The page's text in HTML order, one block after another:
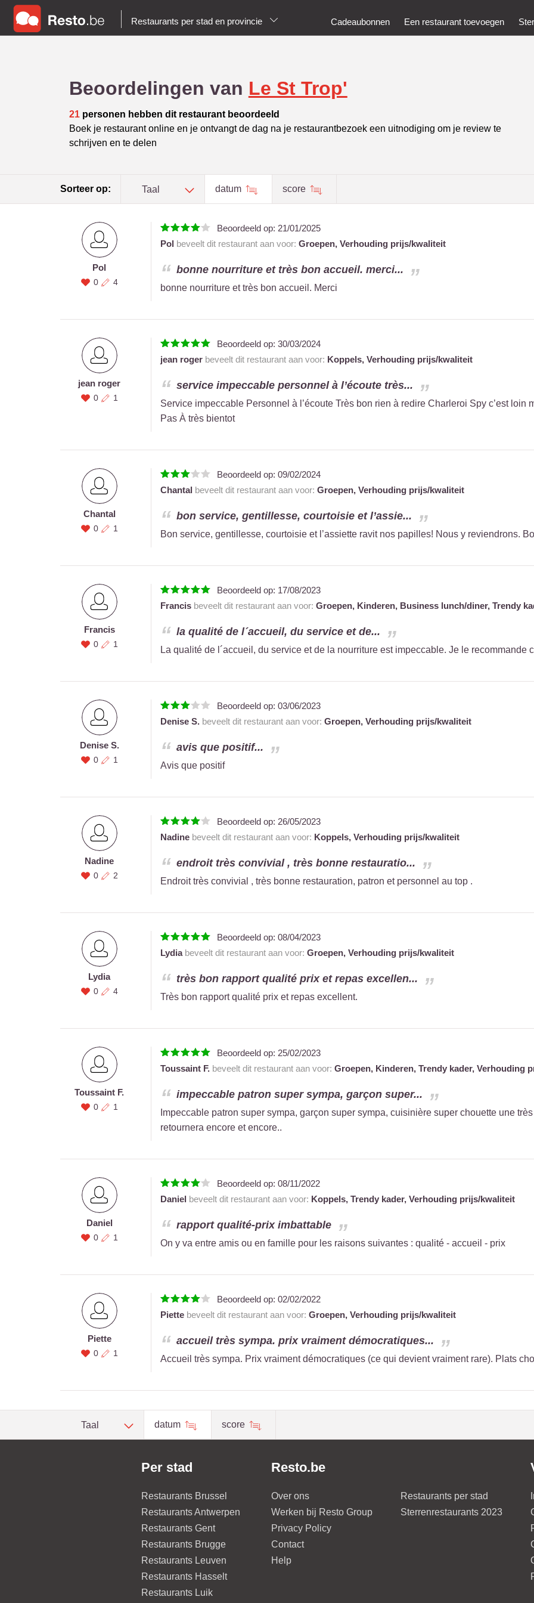
Restaurants per stad en provincie Cadeaubonnen Een restaurant toevoegen
Beoordelingen van Le St Trop'
21personen hebben dit restaurant beoordeeld
Boek je restaurant online en je ontvangt de dag na je restaurantbezoek een uitnodiging om je review te
schrijven en te delen
Sorteer op: Taal datum score
Pol
0 4
Beoordeeld op: 21/01/2025
Pol beveelt dit restaurant aan voor: Groepen, Verhouding prijs/kwaliteit
bonne nourriture et très bon accueil. merci...
bonne nourriture et très bon accueil. Merci
jean roger
0 1
Beoordeeld op: 30/03/2024
jean rogerbeveelt dit restaurant aan voor: Koppels, Verhouding prijs/kwaliteit
service impeccable personnel à l’écoute très...
Service impeccable Personnel à l’écoute Très bon rien à redire Charleroi Spy c’est loin
Pas À très bientot
Chantal
0 1
Beoordeeld op: 09/02/2024
Chantal beveelt dit restaurant aan voor: Groepen, Verhouding prijs/kwaliteit
bon service, gentillesse, courtoisie et l’assie...
Bon service, gentillesse, courtoisie et l’assiette ravit nos papilles! Nous y reviendrons.
Francis
0 1
Beoordeeld op: 17/08/2023
Francisbeveelt dit restaurant aan voor: Groepen, Kinderen, Business lunch/diner, Trendy
la qualité de l´accueil, du service et de...
La qualité de l´accueil, du service et de la nourriture est impeccable. Je le recommande
Denise S.
0 1
Beoordeeld op: 03/06/2023
Denise S.beveelt dit restaurant aan voor: Groepen, Verhouding prijs/kwaliteit
avis que positif...
Avis que positif
Nadine
0 2
Beoordeeld op: 26/05/2023
Nadinebeveelt dit restaurant aan voor: Koppels, Verhouding prijs/kwaliteit
endroit très convivial , très bonne restauratio...
Endroit très convivial , très bonne restauration, patron et personnel au top .
Lydia
0 4
Beoordeeld op: 08/04/2023
Lydiabeveelt dit restaurant aan voor: Groepen, Verhouding prijs/kwaliteit
très bon rapport qualité prix et repas excellen...
Très bon rapport qualité prix et repas excellent.
Toussaint F.
0 1
Beoordeeld op: 25/02/2023
Toussaint F.beveelt dit restaurant aan voor: Groepen, Kinderen, Trendy kader, Verhouding
impeccable patron super sympa, garçon super...
Impeccable patron super sympa, garçon super sympa, cuisinière super chouette une
retournera encore et encore..
Daniel
0 1
Beoordeeld op: 08/11/2022
Daniel beveelt dit restaurant aan voor: Koppels, Trendy kader, Verhouding prijs/kwaliteit
rapport qualité-prix imbattable
On y va entre amis ou en famille pour les raisons suivantes : qualité - accueil - prix
Piette
0 1
Beoordeeld op: 02/02/2022
Piettebeveelt dit restaurant aan voor: Groepen, Verhouding prijs/kwaliteit
accueil très sympa. prix vraiment démocratiques...
Accueil très sympa. Prix vraiment démocratiques (ce qui devient vraiment rare). Plats
Taal datum score
Per stad
Restaurants Brussel
Restaurants Antwerpen
Restaurants Gent
Restaurants Brugge
Restaurants Leuven
Restaurants Hasselt
Restaurants Luik
Resto.be
Over ons
Werken bij Resto Group
Privacy Policy
Contact
Help
Restaurants per stad
Sterrenrestaurants 2023